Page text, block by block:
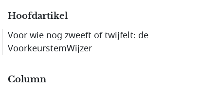
Hoofdartikel
Voor wie nog zweeft of twijfelt: de
VoorkeurstemWijzer
Column